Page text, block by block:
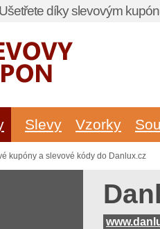
díky slevovým
Slevy Vzorky
kupóny a slevové kódy do Danlux.cz